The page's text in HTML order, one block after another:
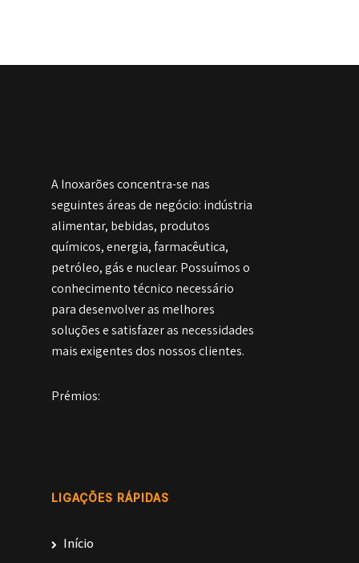
A Inoxarões concentra-se nas
seguintes áreas de negócio: indústria
alimentar, bebidas, produtos
químicos, energia, farmacêutica,
petróleo, gás e nuclear. Possuímos o
conhecimento técnico necessário
para desenvolver as melhores
soluções e satisfazer as necessidades
mais exigentes dos nossos clientes.
Prémios:
LIGAÇÕES RÁPIDAS
Início